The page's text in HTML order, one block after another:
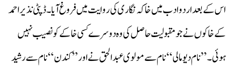
اس کے بعد اردو ادب میں خاکہ نگاری کی روایت میں فروغ آیا۔ ڈپٹی نذیر احمد
کے خاکوں نے جو مقبولیت حاصل کی وہ دوسرے کسی خاکے کو نصیب نہیں
ہوئی۔’’نام دیو مالی‘‘نام سے مولوی عبد الحق نے اور ’’کندن‘‘ نام سے رشید